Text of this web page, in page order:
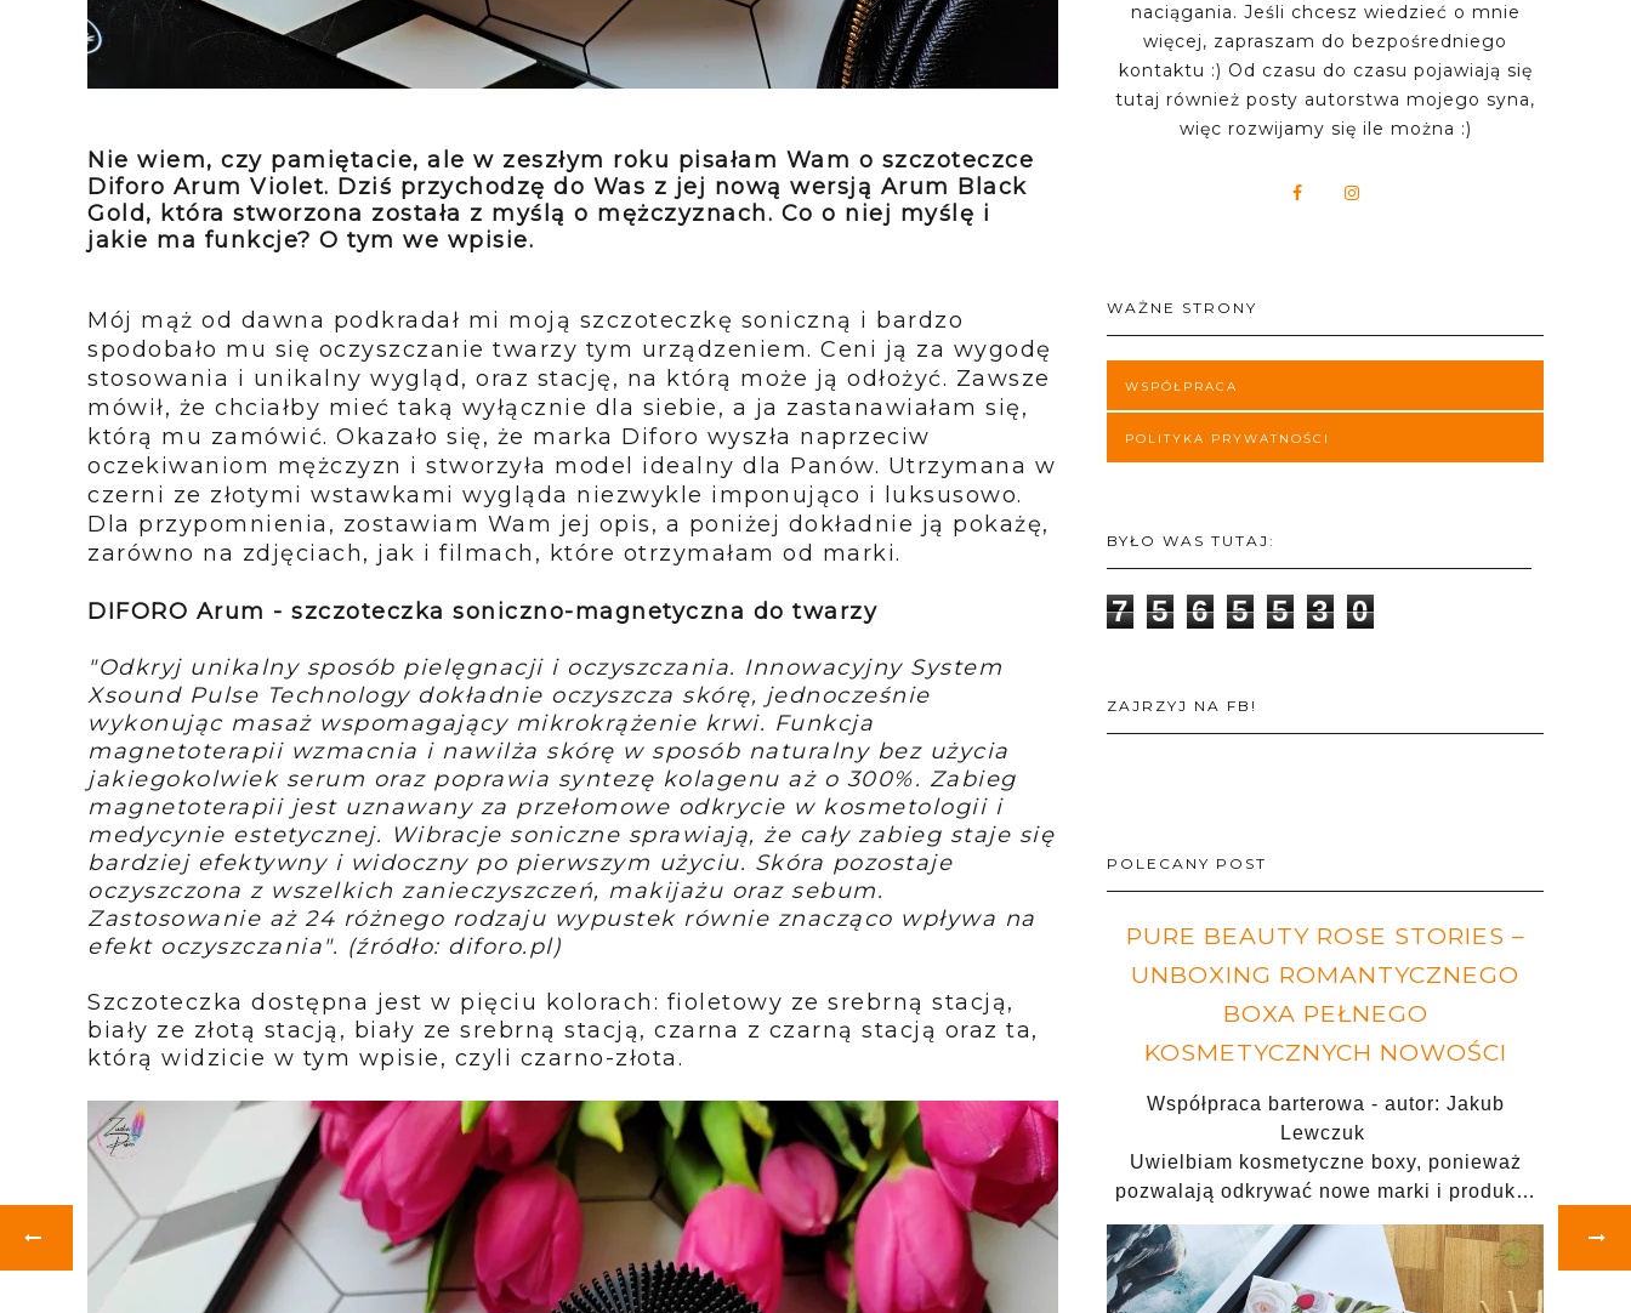
Nie wiem, czy pamiętacie, ale w zeszłym roku pisałam Wam o szczoteczce
Diforo Arum Violet. Dziś przychodzę do Was z jej nową wersją Arum Black
Gold, która stworzona została z myślą o mężczyznach. Co o niej myślę i
jakie ma funkcje? O tym we wpisie.
Mój mąż od dawna podkradał mi moją szczoteczkę soniczną i bardzo
spodobało mu się oczyszczanie twarzy tym urządzeniem. Ceni ją za wygodę
stosowania i unikalny wygląd, oraz stację, na którą może ją odłożyć. Zawsze
mówił, że chciałby mieć taką wyłącznie dla siebie, a ja zastanawiałam się,
którą mu zamówić. Okazało się, że marka Diforo wyszła naprzeciw
oczekiwaniom mężczyzn i stworzyła model idealny dla Panów. Utrzymana w
czerni ze złotymi wstawkami wygląda niezwykle imponująco i luksusowo.
Dla przypomnienia, zostawiam Wam jej opis, a poniżej dokładnie ją pokażę,
zarówno na zdjęciach, jak i filmach, które otrzymałam od marki.
DIFORO Arum - szczoteczka soniczno-magnetyczna do twarzy
"Odkryj unikalny sposób pielęgnacji i oczyszczania. Innowacyjny System
Xsound Pulse Technology dokładnie oczyszcza skórę, jednocześnie
wykonując masaż wspomagający mikrokrążenie krwi. Funkcja
magnetoterapii wzmacnia i nawilża skórę w sposób naturalny bez użycia
jakiegokolwiek serum oraz poprawia syntezę kolagenu aż o 300%. Zabieg
magnetoterapii jest uznawany za przełomowe odkrycie w kosmetologii i
medycynie estetycznej. Wibracje soniczne sprawiają, że cały zabieg staje się
bardziej efektywny i widoczny po pierwszym użyciu. Skóra pozostaje
oczyszczona z wszelkich zanieczyszczeń, makijażu oraz sebum.
Zastosowanie aż 24 różnego rodzaju wypustek równie znacząco wpływa na
efekt oczyszczania". (źródło: diforo.pl)
Szczoteczka dostępna jest w pięciu kolorach: fioletowy ze srebrną stacją,
biały ze złotą stacją, biały ze srebrną stacją, czarna z czarną stacją oraz ta,
którą widzicie w tym wpisie, czyli czarno-złota.
naciągania. Jeśli chcesz wiedzieć o mnie
więcej, zapraszam do bezpośredniego
kontaktu :) Od czasu do czasu pojawiają się
tutaj również posty autorstwa mojego syna,
więc rozwijamy się ile można :)
WAŻNE STRONY
WSPÓŁPRACA
POLITYKA PRYWATNOŚCI
BYŁO WAS TUTAJ:
7 5 6 5 5 3 0
ZAJRZYJ NA FB!
POLECANY POST
PURE BEAUTY ROSE STORIES –
UNBOXING ROMANTYCZNEGO
BOXA PEŁNEGO
KOSMETYCZNYCH NOWOŚCI
Współpraca barterowa - autor: Jakub
Lewczuk
Uwielbiam kosmetyczne boxy, ponieważ
pozwalają odkrywać nowe marki i produk…